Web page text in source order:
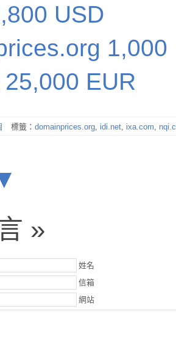
USD
1,000
EUR
標籤： domainprices.org, idi.net, ixa.com,
»
姓名
信箱
網站